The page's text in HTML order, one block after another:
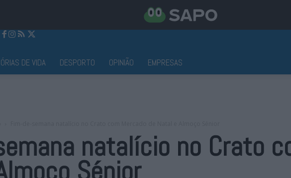
DE VIDA DESPORTO OPINIÃO EMPRESAS
natalício no Crato
Sénior